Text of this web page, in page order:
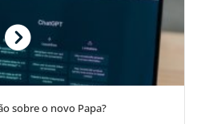
sobre o novo Papa?